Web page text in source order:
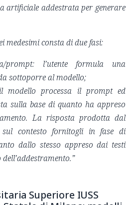
artificiale addestrata per generare
medesimi consta di due fasi:
prompt: l’utente formula una
sottoporre al modello;
modello processa il prompt ed
sulla base di quanto ha appreso
La risposta prodotta dal
contesto fornitogli in fase di
dallo stesso appreso dai testi
Superiore IUSS